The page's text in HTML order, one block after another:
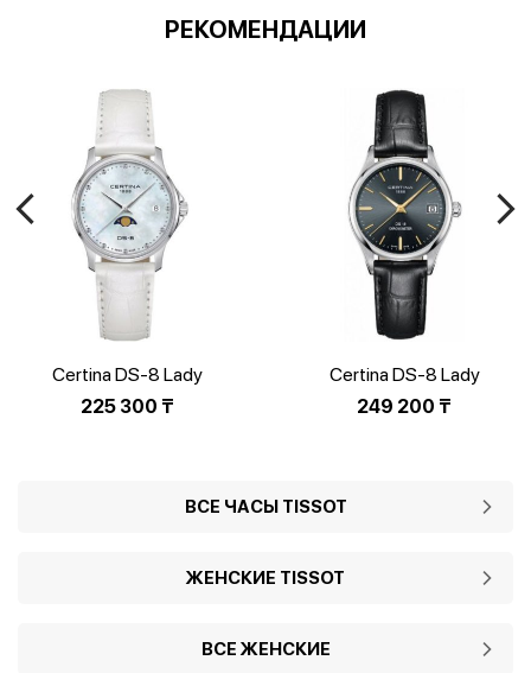
РЕКОМЕНДАЦИИ
Certina DS-8 Lady
C045.223.16.131.00
225 300 ₸
Certina DS‑8 Lady
C033.251.16.351.01
249 200 ₸
ВСЕ ЧАСЫ TISSOT
ЖЕНСКИЕ TISSOT
ВСЕ ЖЕНСКИЕ